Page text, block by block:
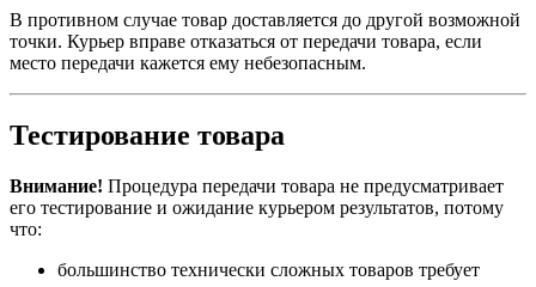
В противном случае товар доставляется до другой возможной
точки. Курьер вправе отказаться от передачи товара, если
место передачи кажется ему небезопасным.
Тестирование товара
Внимание! Процедура передачи товара не предусматривает
его тестирование и ожидание курьером результатов, потому
что:
большинство технически сложных товаров требует